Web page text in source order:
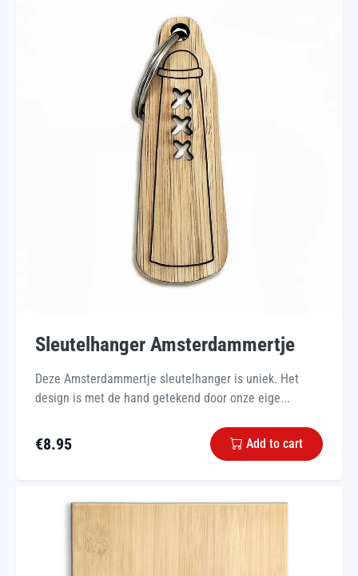
Sleutelhanger Amsterdammertje
Deze Amsterdammertje sleutelhanger is uniek. Het
design is met de hand getekend door onze eige...
€8.95 Add to cart